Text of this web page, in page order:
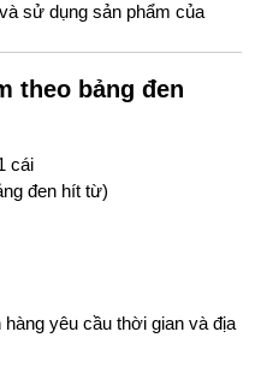
sử dụng sản phẩm của
theo bảng đen
cái
đen hít từ)
yêu cầu thời gian và địa